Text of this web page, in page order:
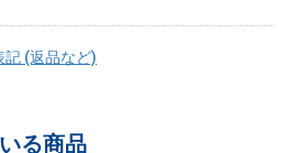
(返品など)
る商品